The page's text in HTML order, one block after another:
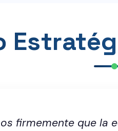
firmemente que la